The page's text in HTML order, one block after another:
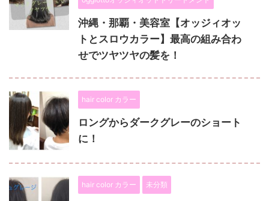
沖縄・那覇・美容室【オッジィオッ
トとスロウカラー】最高の組み合わ
せでツヤツヤの髪を！
hair color カラー
ロングからダークグレーのショート
に！
hair color カラー 未分類